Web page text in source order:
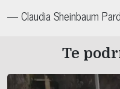
— Claudia Sheinbaum
Te